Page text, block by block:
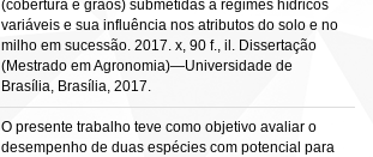
(cobertura e grãos) submetidas a regimes hídricos
variáveis e sua influência nos atributos do solo e no
milho em sucessão. 2017. x, 90 f., il. Dissertação
(Mestrado em Agronomia)—Universidade de
Brasília, Brasília, 2017.
O presente trabalho teve como objetivo avaliar o
desempenho de duas espécies com potencial para